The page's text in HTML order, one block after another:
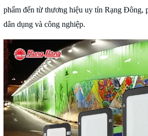
phẩm đến từ thương hiệu uy tín Rạng Đông,
dân dụng và công nghiệp.